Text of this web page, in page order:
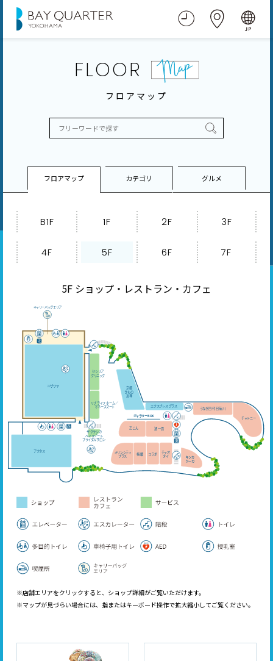
FLOOR
フロアマップ
フロアマップ カテゴリ グルメ
B1F 1F 2F 3F
4F 5F 6F 7F
5F ショップ・レストラン・カフェ
※店舗エリアをクリックすると、ショップ詳細がご覧いただけます。
※マップが見づらい場合には、指またはキーボード操作で拡大縮小してご覧ください。